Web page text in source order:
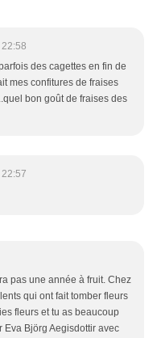
des cagettes en fin de
mes confitures de fraises
bon goût de fraises des
pas une année à fruit. Chez
qui ont fait tomber fleurs
fleurs et tu as beaucoup
Eva Björg Aegisdottir avec